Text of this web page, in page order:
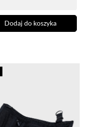
Dodaj do koszyka